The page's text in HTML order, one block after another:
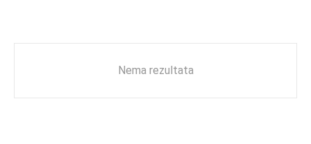
Nema rezultata